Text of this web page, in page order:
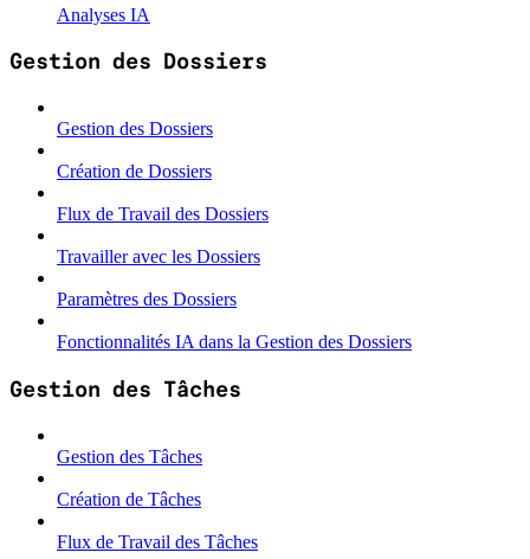
Analyses IA
Gestion des Dossiers
Gestion des Dossiers
Création de Dossiers
Flux de Travail des Dossiers
Travailler avec les Dossiers
Paramètres des Dossiers
Fonctionnalités IA dans la Gestion des Dossiers
Gestion des Tâches
Gestion des Tâches
Création de Tâches
Flux de Travail des Tâches